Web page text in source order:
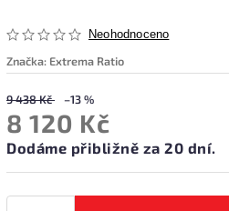
Neohodnoceno
Značka: Extrema Ratio
9 438 Kč –13 %
8 120 Kč
Dodáme přibližně za 20 dní.